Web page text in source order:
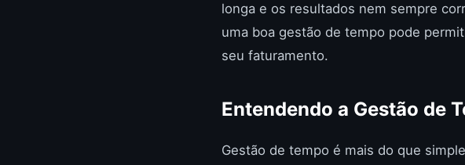
longa e os resultados nem sempre
uma boa gestão de tempo pode
seu faturamento.
Entendendo a Gestão de
Gestão de tempo é mais do que